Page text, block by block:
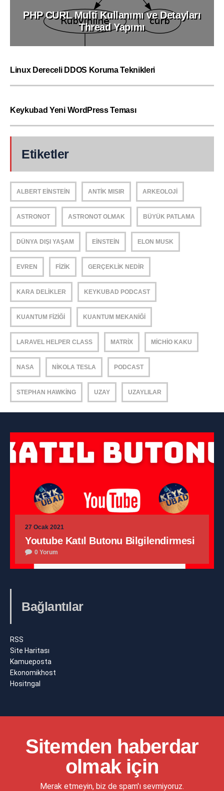
PHP CURL Multi Kullanımı ve Detayları
Thread Yapımı
Linux Dereceli DDOS Koruma Teknikleri
Keykubad Yeni WordPress Teması
Etiketler
ALBERT EINSTEIN ANTIK MISIR ARKEOLOJI
ASTRONOT ASTRONOT OLMAK BÜYÜK PATLAMA
DÜNYA DIŞI YAŞAM EINSTEIN ELON MUSK
EVREN FIZIK GERÇEKLIK NEDIR
KARA DELIKLER KEYKUBAD PODCAST
KUANTUM FIZIĞI KUANTUM MEKANIĞI
LARAVEL HELPER CLASS MATRIX MICHIO KAKU
NASA NIKOLA TESLA PODCAST
STEPHAN HAWKING UZAY UZAYLILAR
27 Ocak 2021
Youtube Katıl Butonu Bilgilendirmesi
0 Yorum
Bağlantılar
RSS
Site Haritası
Kamueposta
Ekonomikhost
Hositngal
Sitemden haberdar
olmak için
Merak etmeyin, biz de spam'ı sevmiyoruz.